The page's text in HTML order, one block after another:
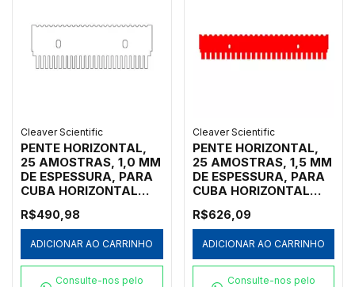
Cleaver Scientific
PENTE HORIZONTAL,
25 AMOSTRAS, 1,0 MM
DE ESPESSURA, PARA
CUBA HORIZONTAL
SCIENTIFIC MODELOS
MSMIDI7, MSMIDI10 E
MSMIDIDUO - CÓDIGO
MS10-25-1
R$490,98
ADICIONAR AO CARRINHO
Consulte-nos pelo
Cleaver Scientific
PENTE HORIZONTAL,
25 AMOSTRAS, 1,5 MM
DE ESPESSURA, PARA
CUBA HORIZONTAL
SCIENTIFIC MODELOS
MSMAXI10, MSMAXI15,
MSMAXI20, MSMAXI25
E MSMAXIDUO -
CÓDIGO MS20-25-1.5
R$626,09
ADICIONAR AO CARRINHO
Consulte-nos pelo